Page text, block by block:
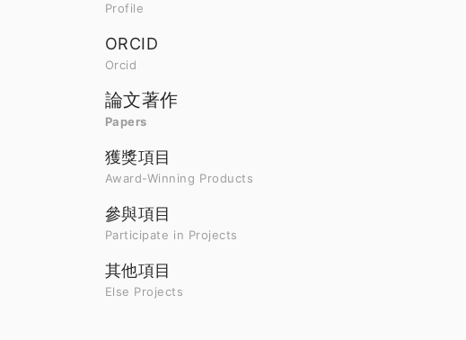
Profile
ORCID
Orcid
論文著作
Papers
獲獎項目
Award-Winning Products
參與項目
Participate in Projects
其他項目
Else Projects